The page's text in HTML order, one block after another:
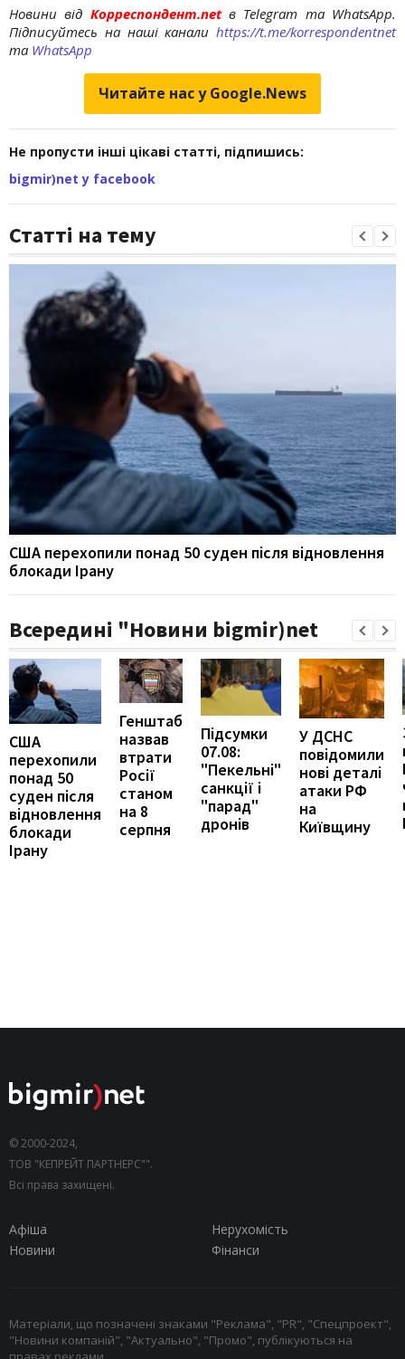
Новини від Корреспондент.netв Telegram та WhatsApp.
Підписуйтесь на наші канали https://t.me/korrespondentnet
та WhatsApp
Читайте нас у Google.News
Не пропусти інші цікаві статті, підпишись:
bigmir)net у facebook
Статті на тему
США перехопили понад 50 суден після відновлення
блокади Ірану
Всередині "Новини bigmir)net
США
перехопили
понад 50
суден після
відновлення
блокади
Ірану
Генштаб
назвав
втрати
Росії
станом
на 8
серпня
Підсумки
07.08:
"Пекельні"
санкції і
"парад"
дронів
У ДСНС
повідомили
нові деталі
атаки РФ
на
Київщину
© 2000-2024,
ТОВ "КЕПРЕЙТ ПАРТНЕРС"".
Всі права захищені.
Афіша
Нерухомість
Новини
Фінанси
Матеріали, що позначені знаками "Реклама", "PR", "Спецпроект",
"Новини компаній", "Актуально", "Промо", публікуються на